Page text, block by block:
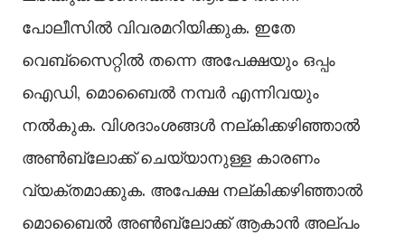
പോലീസിൽ വിവരമറിയിക്കുക. ഇതേ
വെബ്‌സൈറ്റിൽ തന്നെ അപേക്ഷയും ഒപ്പം
ഐഡി, മൊബൈൽ നമ്പർ എന്നിവയും
നൽകുക. വിശദാംശങ്ങൾ നല്കിക്കഴിഞ്ഞാൽ
അൺബ്ലോക്ക് ചെയ്യാനുള്ള കാരണം
വ്യക്തമാക്കുക. അപേക്ഷ നല്കിക്കഴിഞ്ഞാൽ
മൊബൈൽ അൺബ്ലോക്ക് ആകാൻ അല്പം